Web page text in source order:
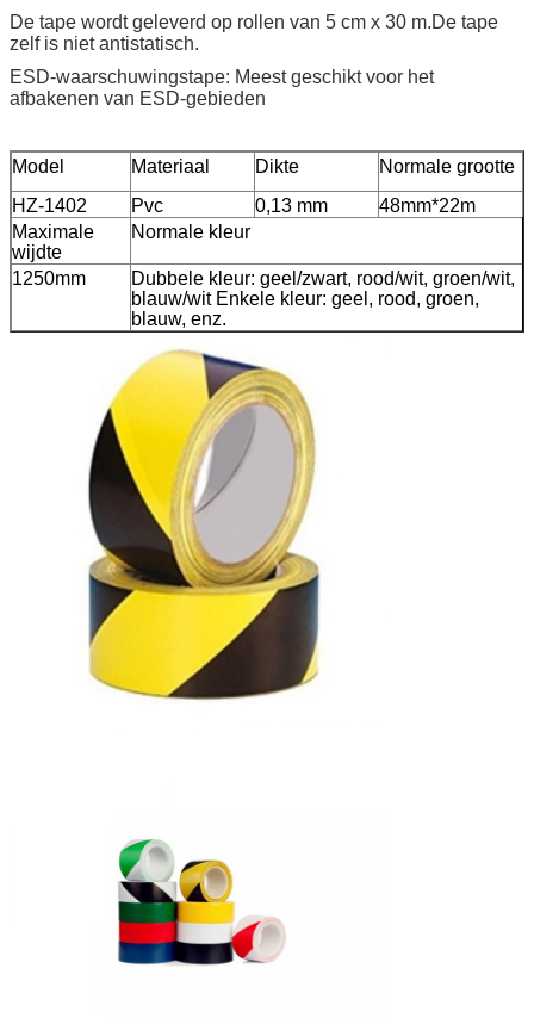
De tape wordt geleverd op rollen van 5 cm x 30 m.De tape
zelf is niet antistatisch.
ESD-waarschuwingstape: Meest geschikt voor het
afbakenen van ESD-gebieden
Model Materiaal Dikte
Normale grootte
HZ-1402
Pvc 0,13 mm
48mm*22m
Maximale
wijdte
Normale kleur
1250mm
Dubbele kleur: geel/zwart, rood/wit, groen/wit,
blauw/wit Enkele kleur: geel, rood, groen,
blauw, enz.